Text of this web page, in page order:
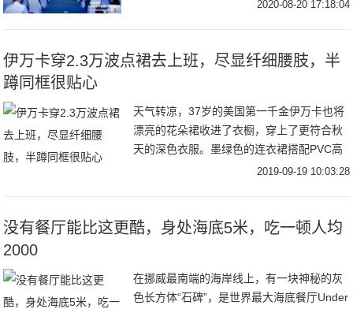
2020-08-20 17:18:04
伊万卡穿2.3万波点裙去上班，尽显纤细腰肢，半
蹲同框很贴心
天气转凉，37岁的美国第一千金伊万卡也将
漂亮的花朵裙收进了衣橱，穿上了更符合秋
天的深色衣服。墨绿色的连衣裙搭配PVC高
跟鞋，受到了时尚评论的交口称赞，而裙摆
2019-09-19 10:03:28
没有餐厅能比这更酷，身处海底5米，吃一顿人均
2000
在挪威最南端的海岸线上，有一块神秘的灰
色长方体“石碑”，是世界最大海底餐厅Under